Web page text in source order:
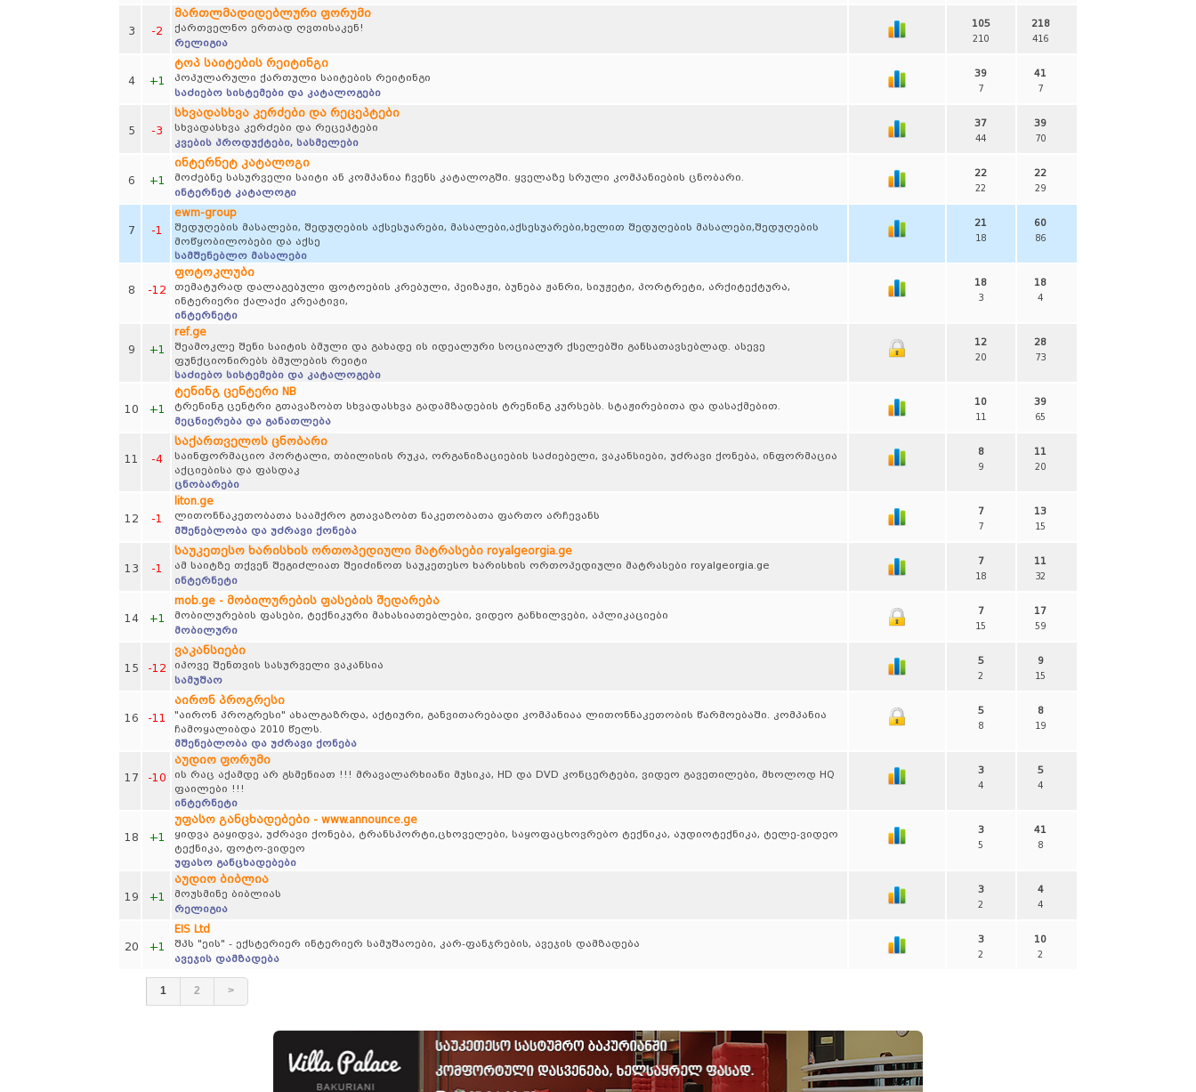
3 -2
მართლმადიდებლური ფორუმი
ქართველნო ერთად ღვთისაკენ!
რელიგია
105
210
218
416
4 +1
ტოპ საიტების რეიტინგი
პოპულარული ქართული საიტების რეიტინგი
საძიებო სისტემები და კატალოგები
39
7
41
7
5 -3
სხვადასხვა კერძები და რეცეპტები
სხვადასხვა კერძები და რეცეპტები
კვების პროდუქტები, სასმელები
37
44
39
70
6 +1
ინტერნეტ კატალოგი
მოძებნე სასურველი საიტი ან კომპანია ჩვენს კატალოგში. ყველაზე სრული კომპანიების ცნობარი.
ინტერნეტ კატალოგი
22
22
22
29
7 -1
ewm-group
შედუღების მასალები, შედუღების აქსესუარები, მასალები,აქსესუარები,ხელით შედუღების მასალები,შედუღების
მოწყობილობები და აქსე
სამშენებლო მასალები
21
18
60
86
8 -12
ფოტოკლუბი
თემატურად დალაგებული ფოტოების კრებული, პეიზაჟი, ბუნება ჟანრი, სიუჟეტი, პორტრეტი, არქიტექტურა,
ინტერიერი ქალაქი კრეატივი,
ინტერნეტი
18
3
18
4
9 +1
ref.ge
შეამოკლე შენი საიტის ბმული და გახადე ის იდეალური სოციალურ ქსელებში განსათავსებლად. ასევე
ფუნქციონირებს ბმულების რეიტი
საძიებო სისტემები და კატალოგები
12
20
28
73
10 +1
ტენინგ ცენტერი NB
ტრენინგ ცენტრი გთავაზობთ სხვადასხვა გადამზადების ტრენინგ კურსებს. სტაჟირებითა და დასაქმებით.
მეცნიერება და განათლება
10
11
39
65
11 -4
საქართველოს ცნობარი
საინფორმაციო პორტალი, თბილისის რუკა, ორგანიზაციების საძიებელი, ვაკანსიები, უძრავი ქონება, ინფორმაცია
აქციებისა და ფასდაკ
ცნობარები
8
9
11
20
12 -1
liton.ge
ლითონნაკეთობათა საამქრო გთავაზობთ ნაკეთობათა ფართო არჩევანს
მშენებლობა და უძრავი ქონება
7
7
13
15
13 -1
საუკეთესო ხარისხის ორთოპედიული მატრასები royalgeorgia.ge
ამ საიტზე თქვენ შეგიძლიათ შეიძინოთ საუკეთესო ხარისხის ორთოპედიული მატრასები royalgeorgia.ge
ინტერნეტი
7
18
11
32
14 +1
mob.ge - მობილურების ფასების შედარება
მობილურების ფასები, ტექნიკური მახასიათებლები, ვიდეო განხილვები, აპლიკაციები
მობილური
7
15
17
59
15 -12
ვაკანსიები
იპოვე შენთვის სასურველი ვაკანსია
სამუშაო
5
2
9
15
16 -11
აირონ პროგრესი
"აირონ პროგრესი" ახალგაზრდა, აქტიური, განვითარებადი კომპანიაა ლითონნაკეთობის წარმოებაში. კომპანია
ჩამოყალიბდა 2010 წელს.
მშენებლობა და უძრავი ქონება
5
8
8
19
17 -10
აუდიო ფორუმი
ის რაც აქამდე არ გსმენიათ !!! მრავალარხიანი მუსიკა, HD და DVD კონცერტები, ვიდეო გავეთილები, მხოლოდ HQ
ფაილები !!!
ინტერნეტი
3
4
5
4
18 +1
უფასო განცხადებები - www.announce.ge
ყიდვა გაყიდვა, უძრავი ქონება, ტრანსპორტი,ცხოველები, საყოფაცხოვრებო ტექნიკა, აუდიოტექნიკა, ტელე-ვიდეო
ტექნიკა, ფოტო-ვიდეო
უფასო განცხადებები
3
5
41
8
19 +1
აუდიო ბიბლია
მოუსმინე ბიბლიას
რელიგია
3
2
4
4
20 +1
EIS Ltd
შპს "ეის" - ექსტერიერ ინტერიერ სამუშაოები, კარ-ფანჯრების, ავეჯის დამზადება
ავეჯის დამზადება
3
2
10
2
1 2 >